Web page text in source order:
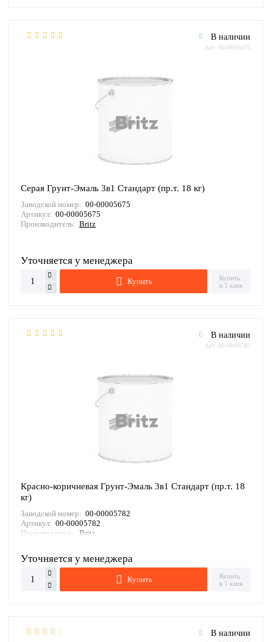
В наличии
Арт: 00-00005675
Серая Грунт-Эмаль 3в1 Стандарт (пр.т. 18 кг)
Заводской номер: 00-00005675
Артикул: 00-00005675
Производитель: Britz
Уточняется у менеджера
Купить
Купить
в 1 клик
В наличии
Арт: 00-00005782
Красно-коричневая Грунт-Эмаль 3в1 Стандарт (пр.т. 18
кг)
Заводской номер: 00-00005782
Артикул: 00-00005782
Производитель: Britz
Уточняется у менеджера
Купить
Купить
в 1 клик
В наличии